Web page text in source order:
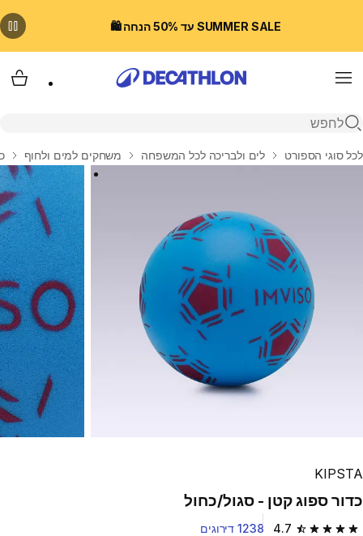
SUMMER SALE עד 50% הנחה 🛍️
Menu
פתיחת חיפוש
בית
לכל סוגי הספורט לים ולבריכה לכל המשפחה משחקים למים ולחוף
KIPSTA
כדור ספוג קטן - סגול/כחול
4.7 1238 דירוגים